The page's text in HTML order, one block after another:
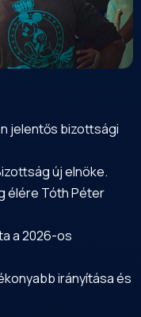
jelentős bizottsági
új elnöke.
élére Tóth Péter
a 2026-os
irányítása és